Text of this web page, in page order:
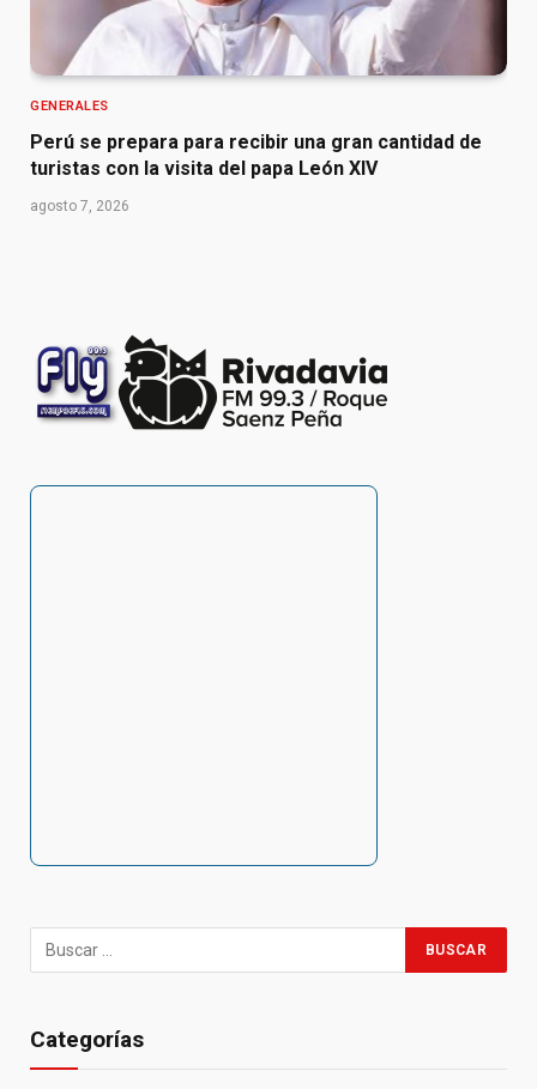
GENERALES
Perú se prepara para recibir una gran cantidad de
turistas con la visita del papa León XIV
agosto 7, 2026
Categorías